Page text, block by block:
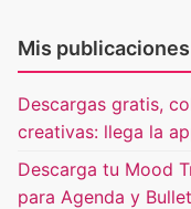
Mis publicaciones
Descargas gratis,
creativas: llega la
Descarga tu Mood
para Agenda y